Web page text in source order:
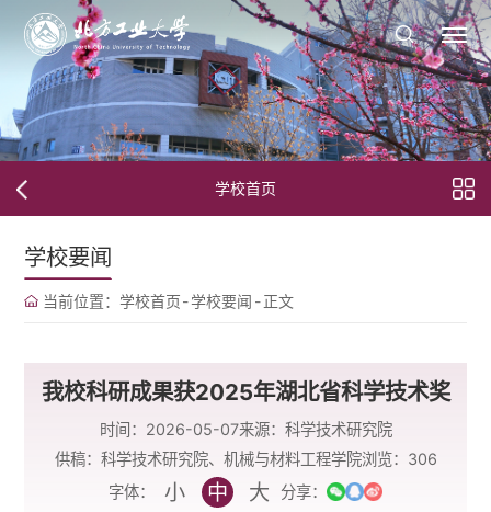
学校首页
学校要闻
当前位置： 学校首页-学校要闻 -正文
我校科研成果获2025年湖北省科学技术奖
时间：2026-05-07来源：科学技术研究院
供稿：科学技术研究院、机械与材料工程学院浏览： 306
字体：
小 中 大 分享：